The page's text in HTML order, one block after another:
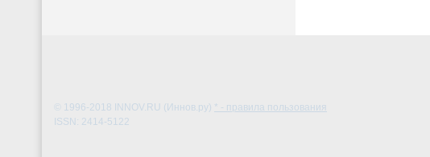
© 1996-2018 INNOV.RU (Иннов.ру) * - правила пользования
ISSN: 2414-5122